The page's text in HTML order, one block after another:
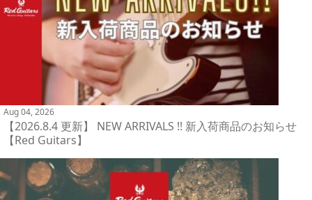
Aug 04, 2026
【2026.8.4 更新】 NEW ARRIVALS !! 新入荷商品のお知らせ
【Red Guitars】